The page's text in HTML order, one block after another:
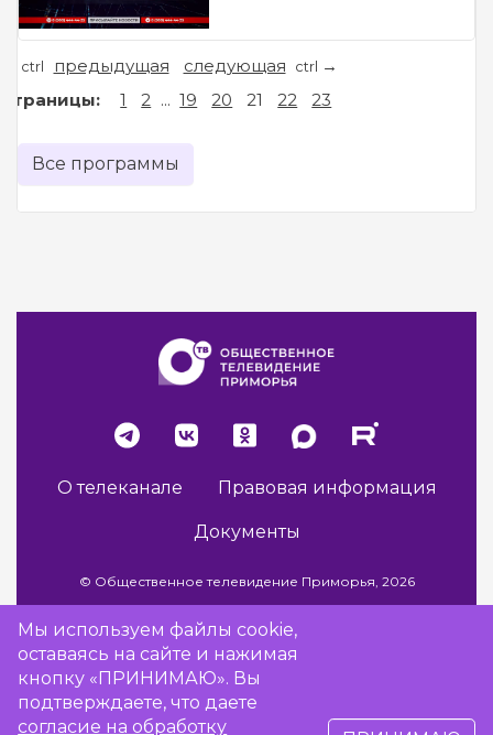
ctrl предыдущая следующая ctrl →
Страницы: 1 2 ... 19 20 21 22 23
Все программы
О телеканале Правовая информация
Документы
© Общественное телевидение Приморья, 2026
Разработка сайта -Vladweb
Мы используем файлы cookie,
оставаясь на сайте и нажимая
кнопку «ПРИНИМАЮ». Вы
подтверждаете, что даете
согласие на обработку